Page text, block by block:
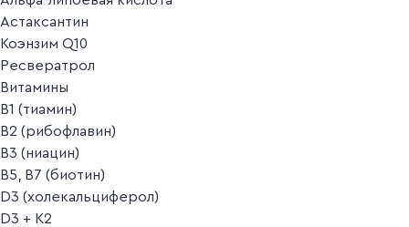
Астаксантин
Коэнзим Q10
Ресвератрол
Витамины
B1 (тиамин)
B2 (рибофлавин)
B3 (ниацин)
B5, B7 (биотин)
D3 (холекальциферол)
D3 + K2